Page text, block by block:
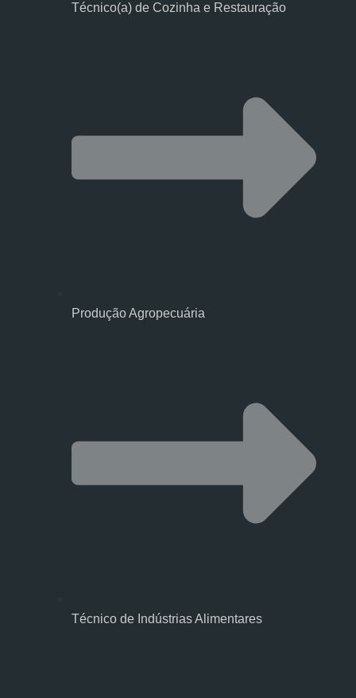
Técnico(a) de Cozinha e Restauração
Produção Agropecuária
Técnico de Indústrias Alimentares